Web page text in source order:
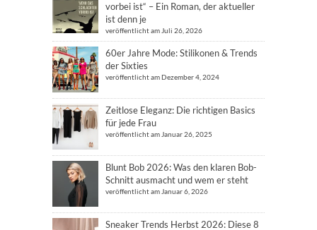
vorbei ist“ – Ein Roman, der aktueller
ist denn je
veröffentlicht am Juli 26, 2026
60er Jahre Mode: Stilikonen & Trends
der Sixties
veröffentlicht am Dezember 4, 2024
Zeitlose Eleganz: Die richtigen Basics
für jede Frau
veröffentlicht am Januar 26, 2025
Blunt Bob 2026: Was den klaren Bob-
Schnitt ausmacht und wem er steht
veröffentlicht am Januar 6, 2026
Sneaker Trends Herbst 2026: Diese 8